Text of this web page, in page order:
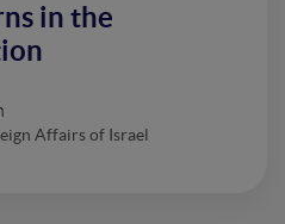
in the
Affairs of Israel